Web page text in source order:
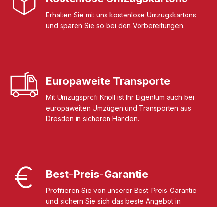
Erhalten Sie mit uns kostenlose Umzugskartons
und sparen Sie so bei den Vorbereitungen.
Europaweite Transporte
Mit Umzugsprofi Knoll ist Ihr Eigentum auch bei
europaweiten Umzügen und Transporten aus
Dresden in sicheren Händen.
Best-Preis-Garantie
Profitieren Sie von unserer Best-Preis-Garantie
und sichern Sie sich das beste Angebot in